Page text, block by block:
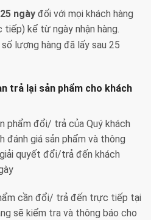
25 ngàyđối với mọi khách hàng
kể từ ngày nhận hàng.
số lượng hàng đã lấy sau 25
trả lại sản phẩm cho khách
phẩm đổi/ trả của Quý khách
đánh giá sản phẩm và thông
quyết đổi/trả đến khách
cần đổi/ trả đến trực tiếp tại
sẽ kiểm tra và thông báo cho